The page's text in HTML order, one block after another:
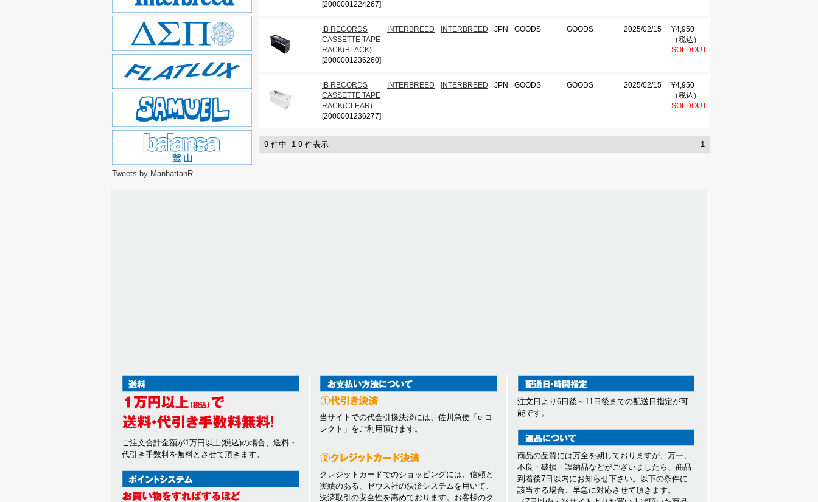
Tweets by ManhattanR
[2000001224267]
IB RECORDS
CASSETTE TAPE
RACK(BLACK)
[2000001236260]
INTERBREED INTERBREED JPN GOODS GOODS 2025/02/15
¥4,950
（税込）
SOLDOUT
IB RECORDS
CASSETTE TAPE
RACK(CLEAR)
[2000001236277]
INTERBREED INTERBREED JPN GOODS GOODS 2025/02/15
¥4,950
（税込）
SOLDOUT
9 件中 1-9 件表示 1
ご注文合計金額が1万円以上(税込)の場合、送料・
代引き手数料を無料とさせて頂きます。
当サイトでの代金引換決済には、佐川急便「e-コ
レクト」をご利用頂けます。
クレジットカードでのショッピングには、信頼と
実績のある、ゼウス社の決済システムを用いて、
決済取引の安全性を高めております。お客様のク
注文日より6日後～11日後までの配送日指定が可
能です。
商品の品質には万全を期しておりますが、万一、
不良・破損・誤納品などがございましたら、商品
到着後7日以内にお知らせ下さい。以下の条件に
該当する場合、早急に対応させて頂きます。